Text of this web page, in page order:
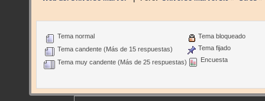
Tema normal
Tema candente (Más de 15 respuestas)
Tema muy candente (Más de 25 respuestas)
Tema bloqueado
Tema fijado
Encuesta